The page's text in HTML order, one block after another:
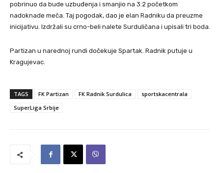
pobrinuo da bude uzbuđenja i smanjio na 3:2 početkom
nadoknade meča. Taj pogodak, dao je elan Radniku da preuzme
inicijativu. Izdržali su crno-beli nalete Surduličana i upisali tri boda.
Partizan u narednoj rundi dočekuje Spartak. Radnik putuje u
Kragujevac.
TAGS FK Partizan FK Radnik Surdulica
sportskacentrala
SuperLiga Srbije